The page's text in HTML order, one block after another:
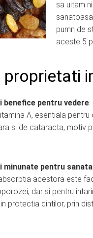
sa uitam
pumn de
aceste 5
pentru vedere
A, esentiala
si de cataracta, motiv
pentru
acestora este
dar si pentru
protectia dintilor, prin